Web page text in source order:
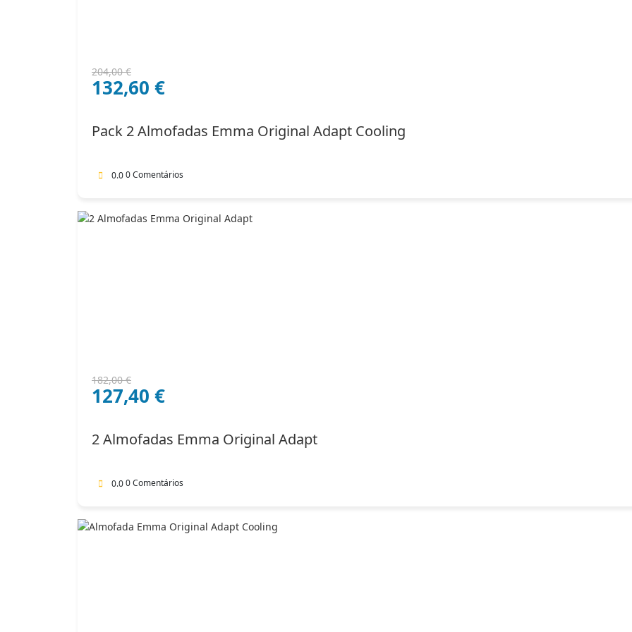
204,00€
O
preço
204,00 €.
132,60 €
O
preço
132,60 €.
Pack 2 Almofadas Emma Original Adapt Cooling
0.00 Comentários
182,00€
O
preço
182,00 €.
127,40 €
O
preço
127,40 €.
2 Almofadas Emma Original Adapt
0.00 Comentários